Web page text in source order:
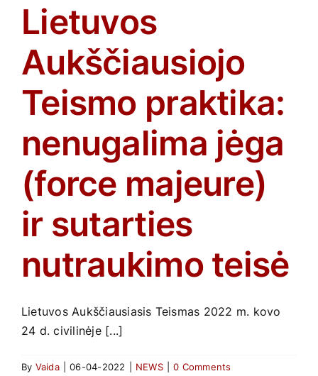
Lietuvos
Aukščiausiojo
Teismo praktika:
nenugalima jėga
(force majeure)
ir sutarties
nutraukimo teisė
Lietuvos Aukščiausiasis Teismas 2022 m. kovo
24 d. civilinėje [...]
By Vaida 06-04-2022 NEWS
0 Comments